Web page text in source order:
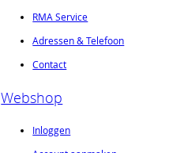
RMA Service
Adressen & Telefoon
Contact
Webshop
Inloggen